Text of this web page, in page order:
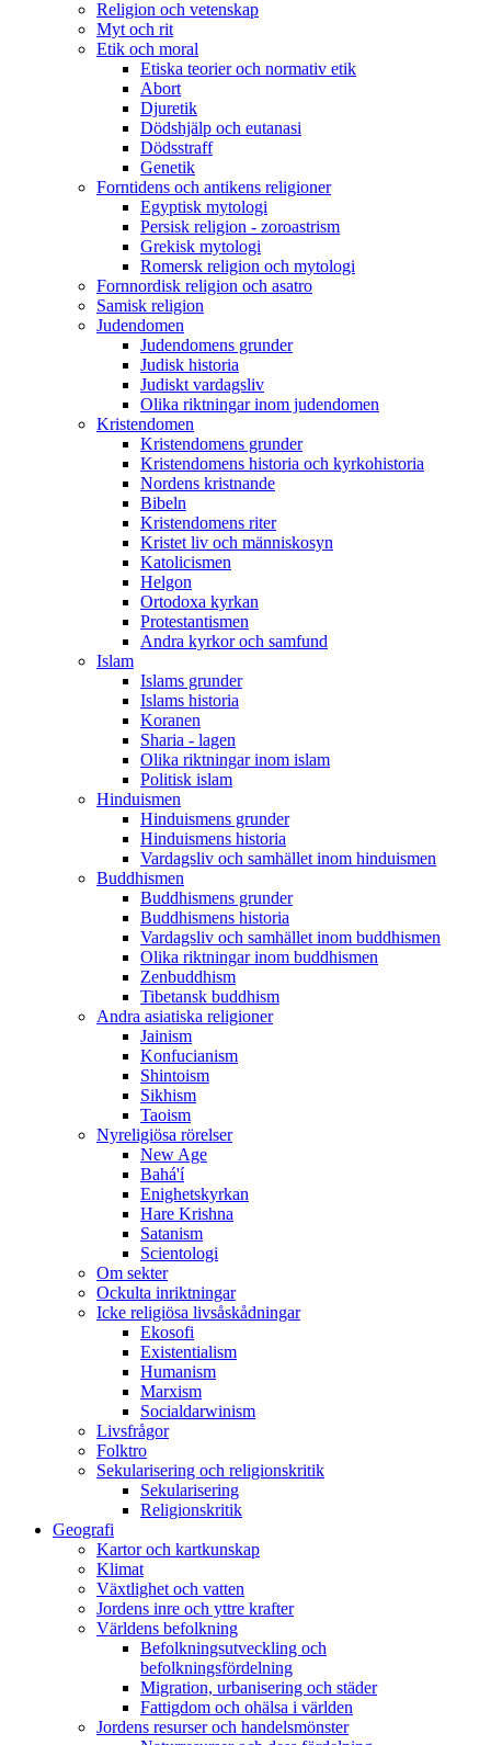
Religion och vetenskap
Myt och rit
Etik och moral
Etiska teorier och normativ etik
Abort
Djuretik
Dödshjälp och eutanasi
Dödsstraff
Genetik
Forntidens och antikens religioner
Egyptisk mytologi
Persisk religion - zoroastrism
Grekisk mytologi
Romersk religion och mytologi
Fornnordisk religion och asatro
Samisk religion
Judendomen
Judendomens grunder
Judisk historia
Judiskt vardagsliv
Olika riktningar inom judendomen
Kristendomen
Kristendomens grunder
Kristendomens historia och kyrkohistoria
Nordens kristnande
Bibeln
Kristendomens riter
Kristet liv och människosyn
Katolicismen
Helgon
Ortodoxa kyrkan
Protestantismen
Andra kyrkor och samfund
Islam
Islams grunder
Islams historia
Koranen
Sharia - lagen
Olika riktningar inom islam
Politisk islam
Hinduismen
Hinduismens grunder
Hinduismens historia
Vardagsliv och samhället inom hinduismen
Buddhismen
Buddhismens grunder
Buddhismens historia
Vardagsliv och samhället inom buddhismen
Olika riktningar inom buddhismen
Zenbuddhism
Tibetansk buddhism
Andra asiatiska religioner
Jainism
Konfucianism
Shintoism
Sikhism
Taoism
Nyreligiösa rörelser
New Age
Bahá'í
Enighetskyrkan
Hare Krishna
Satanism
Scientologi
Om sekter
Ockulta inriktningar
Icke religiösa livsåskådningar
Ekosofi
Existentialism
Humanism
Marxism
Socialdarwinism
Livsfrågor
Folktro
Sekularisering och religionskritik
Sekularisering
Religionskritik
Geografi
Kartor och kartkunskap
Klimat
Växtlighet och vatten
Jordens inre och yttre krafter
Världens befolkning
Befolkningsutveckling och
befolkningsfördelning
Migration, urbanisering och städer
Fattigdom och ohälsa i världen
Jordens resurser och handelsmönster